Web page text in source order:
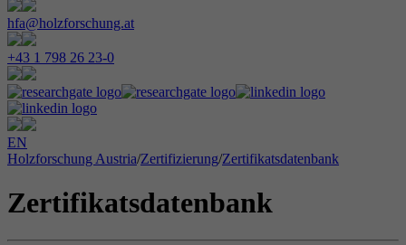
hfa@holzforschung.at
+43 1 798 26 23-0
EN
Holzforschung Austria/Zertifizierung/Zertifikatsdatenbank
Zertifikatsdatenbank